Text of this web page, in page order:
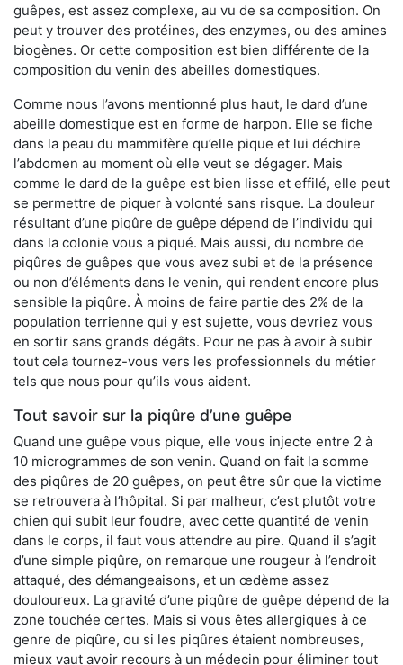
guêpes, est assez complexe, au vu de sa composition. On
peut y trouver des protéines, des enzymes, ou des amines
biogènes. Or cette composition est bien différente de la
composition du venin des abeilles domestiques.
Comme nous l’avons mentionné plus haut, le dard d’une
abeille domestique est en forme de harpon. Elle se fiche
dans la peau du mammifère qu’elle pique et lui déchire
l’abdomen au moment où elle veut se dégager. Mais
comme le dard de la guêpe est bien lisse et effilé, elle peut
se permettre de piquer à volonté sans risque. La douleur
résultant d’une piqûre de guêpe dépend de l’individu qui
dans la colonie vous a piqué. Mais aussi, du nombre de
piqûres de guêpes que vous avez subi et de la présence
ou non d’éléments dans le venin, qui rendent encore plus
sensible la piqûre. À moins de faire partie des 2% de la
population terrienne qui y est sujette, vous devriez vous
en sortir sans grands dégâts. Pour ne pas à avoir à subir
tout cela tournez-vous vers les professionnels du métier
tels que nous pour qu’ils vous aident.
Tout savoir sur la piqûre d’une guêpe
Quand une guêpe vous pique, elle vous injecte entre 2 à
10 microgrammes de son venin. Quand on fait la somme
des piqûres de 20 guêpes, on peut être sûr que la victime
se retrouvera à l’hôpital. Si par malheur, c’est plutôt votre
chien qui subit leur foudre, avec cette quantité de venin
dans le corps, il faut vous attendre au pire. Quand il s’agit
d’une simple piqûre, on remarque une rougeur à l’endroit
attaqué, des démangeaisons, et un œdème assez
douloureux. La gravité d’une piqûre de guêpe dépend de la
zone touchée certes. Mais si vous êtes allergiques à ce
genre de piqûre, ou si les piqûres étaient nombreuses,
mieux vaut avoir recours à un médecin pour éliminer tout